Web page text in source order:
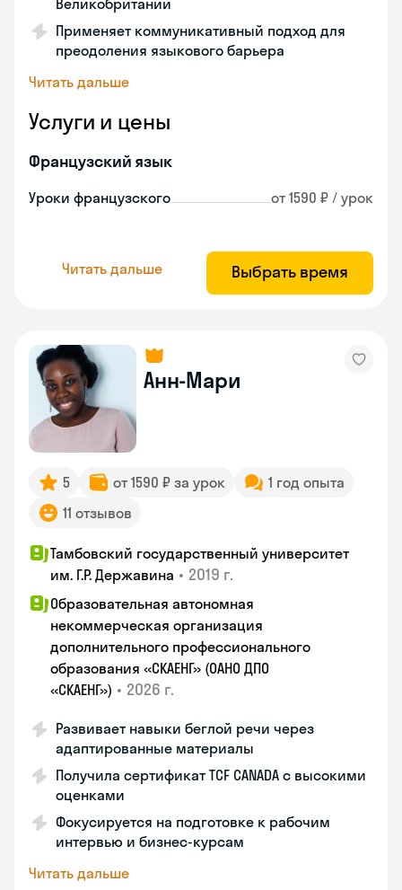
Великобритании
Применяет коммуникативный подход для
преодоления языкового барьера
Читать дальше
Услуги и цены
Французский язык
Уроки французского от 1590 ₽ / урок
Читать дальше Выбрать время
Анн-Мари
5 от 1590 ₽ за урок
1 год опыта
11 отзывов
Тамбовский государственный университет
им. Г.Р. Державина • 2019 г.
Образовательная автономная
некоммерческая организация
дополнительного профессионального
образования «СКАЕНГ» (ОАНО ДПО
«СКАЕНГ») • 2026 г.
Развивает навыки беглой речи через
адаптированные материалы
Получила сертификат TCF CANADA с высокими
оценками
Фокусируется на подготовке к рабочим
интервью и бизнес-курсам
Читать дальше